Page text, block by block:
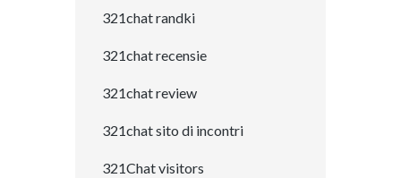
321chat randki
321chat recensie
321chat review
321chat sito di incontri
321Chat visitors